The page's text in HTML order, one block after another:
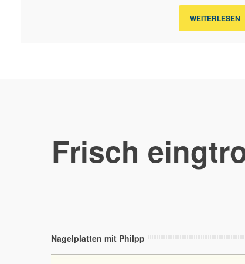
WEITERLESEN
Frisch
Nagelplatten mit Philpp